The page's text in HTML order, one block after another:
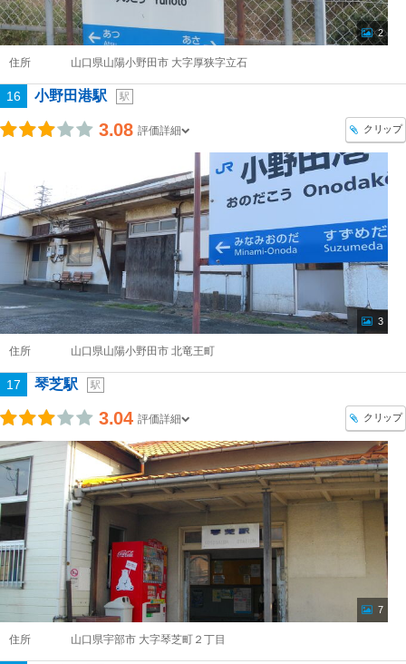
2
住所 山口県山陽小野田市 大字厚狭字立石
16 小野田港駅 駅
3.08 評価詳細 クリップ
3
住所 山口県山陽小野田市 北竜王町
17 琴芝駅 駅
3.04 評価詳細 クリップ
7
住所 山口県宇部市 大字琴芝町２丁目